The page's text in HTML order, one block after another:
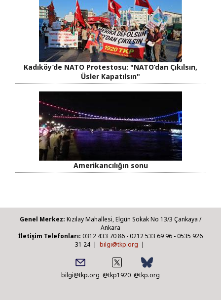
Kadıköy’de NATO Protestosu: "NATO’dan Çıkılsın,
Üsler Kapatılsın"
Amerikancılığın sonu
Genel Merkez: Kızılay Mahallesi, Elgün Sokak No 13/3 Çankaya /
Ankara
İletişim Telefonları: 0312 433 70 86 - 0212 533 69 96 - 0535 926
31 24 | bilgi@tkp.org |
bilgi@tkp.org @tkp1920 @tkp.org